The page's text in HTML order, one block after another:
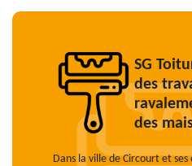
SG
des
des
Dans la ville de Circourt et